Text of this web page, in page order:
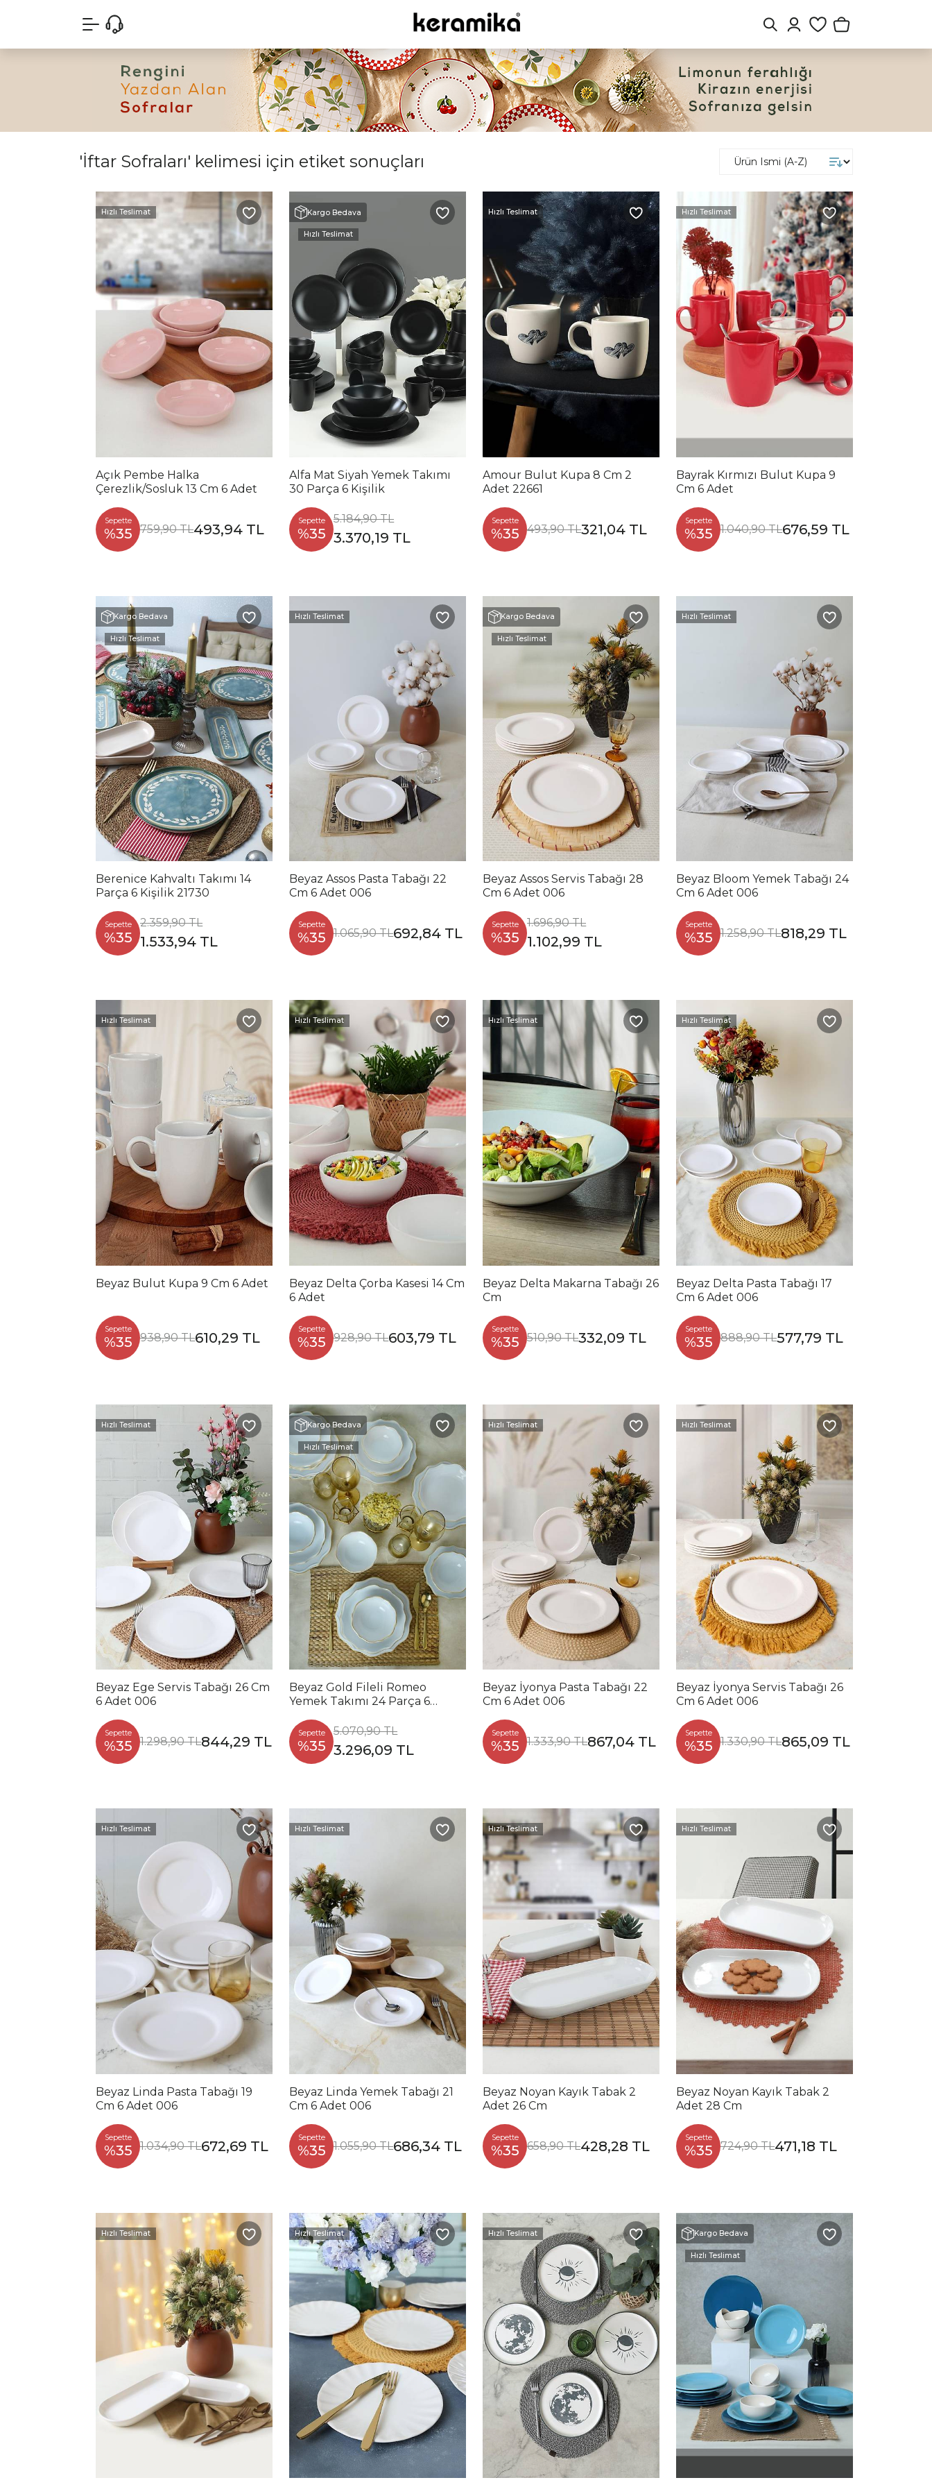
'İftar Sofraları' kelimesi için etiket sonuçları
Hızlı Teslimat
Açık Pembe Halka
Çerezlik/Sosluk 13 Cm 6 Adet
Sepette
%35 759,90 TL493,94 TL
Kargo Bedava
Hızlı Teslimat
Alfa Mat Siyah Yemek Takımı
30 Parça 6 Kişilik
Sepette
%35
5.184,90 TL
3.370,19 TL
Hızlı Teslimat
Amour Bulut Kupa 8 Cm 2
Adet 22661
Sepette
%35 493,90 TL321,04 TL
Hızlı Teslimat
Bayrak Kırmızı Bulut Kupa 9
Cm 6 Adet
Sepette
%35 1.040,90 TL676,59 TL
Kargo Bedava
Hızlı Teslimat
Berenice Kahvaltı Takımı 14
Parça 6 Kişilik 21730
Sepette
%35
2.359,90 TL
1.533,94 TL
Hızlı Teslimat
Beyaz Assos Pasta Tabağı 22
Cm 6 Adet 006
Sepette
%35 1.065,90 TL692,84 TL
Kargo Bedava
Hızlı Teslimat
Beyaz Assos Servis Tabağı 28
Cm 6 Adet 006
Sepette
%35
1.696,90 TL
1.102,99 TL
Hızlı Teslimat
Beyaz Bloom Yemek Tabağı 24
Cm 6 Adet 006
Sepette
%35 1.258,90 TL818,29 TL
Hızlı Teslimat
Beyaz Bulut Kupa 9 Cm 6 Adet
Sepette
%35 938,90 TL610,29 TL
Hızlı Teslimat
Beyaz Delta Çorba Kasesi 14 Cm
6 Adet
Sepette
%35 928,90 TL603,79 TL
Hızlı Teslimat
Beyaz Delta Makarna Tabağı 26
Cm
Sepette
%35 510,90 TL332,09 TL
Hızlı Teslimat
Beyaz Delta Pasta Tabağı 17
Cm 6 Adet 006
Sepette
%35 888,90 TL577,79 TL
Hızlı Teslimat
Beyaz Ege Servis Tabağı 26 Cm
6 Adet 006
Sepette
%35 1.298,90 TL844,29 TL
Kargo Bedava
Hızlı Teslimat
Beyaz Gold Fileli Romeo
Yemek Takımı 24 Parça 6
Sepette
%35
5.070,90 TL
3.296,09 TL
Hızlı Teslimat
Beyaz İyonya Pasta Tabağı 22
Cm 6 Adet 006
Sepette
%35 1.333,90 TL867,04 TL
Hızlı Teslimat
Beyaz İyonya Servis Tabağı 26
Cm 6 Adet 006
Sepette
%35 1.330,90 TL865,09 TL
Hızlı Teslimat
Beyaz Linda Pasta Tabağı 19
Cm 6 Adet 006
Sepette
%35 1.034,90 TL672,69 TL
Hızlı Teslimat
Beyaz Linda Yemek Tabağı 21
Cm 6 Adet 006
Sepette
%35 1.055,90 TL686,34 TL
Hızlı Teslimat
Beyaz Noyan Kayık Tabak 2
Adet 26 Cm
Sepette
%35 658,90 TL428,28 TL
Hızlı Teslimat
Beyaz Noyan Kayık Tabak 2
Adet 28 Cm
Sepette
%35 724,90 TL471,18 TL
Hızlı Teslimat Hızlı Teslimat Hızlı Teslimat Kargo Bedava
Hızlı Teslimat